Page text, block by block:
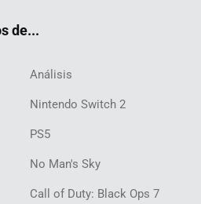
de...
Análisis
Nintendo Switch 2
PS5
No Man's Sky
Call of Duty: Black Ops 7